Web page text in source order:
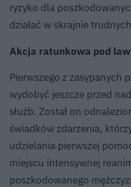
ryzyko dla
działać w skrajnie
Akcja ratunkowa pod
Pierwszego z zasypanych
wydobyć jeszcze przed
służb. Został on
świadków zdarzenia,
udzielania pierwszej
miejscu intensywnej
poszkodowanego